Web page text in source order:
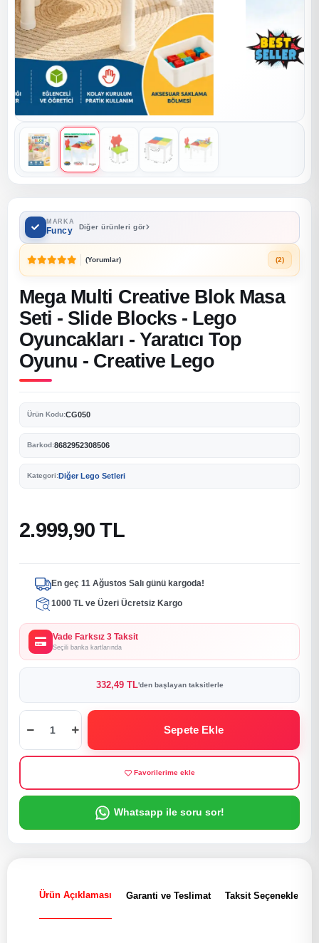
MARKA
Funcy Diğer ürünleri gör
(Yorumlar) (2)
Mega Multi Creative Blok Masa
Seti - Slide Blocks - Lego
Oyuncakları - Yaratıcı Top
Oyunu - Creative Lego
Ürün Kodu:CG050
Barkod:8682952308506
Kategori:Diğer Lego Setleri
2.999,90 TL
En geç 11 Ağustos Salı günü kargoda!
1000 TL ve Üzeri Ücretsiz Kargo
Vade Farksız 3 Taksit
Seçili banka kartlarında
332,49 TL'den başlayan taksitlerle
Sepete Ekle
Favorilerime ekle
Whatsapp ile soru sor!
Ürün Açıklaması Garanti ve Teslimat Taksit Seçenekleri